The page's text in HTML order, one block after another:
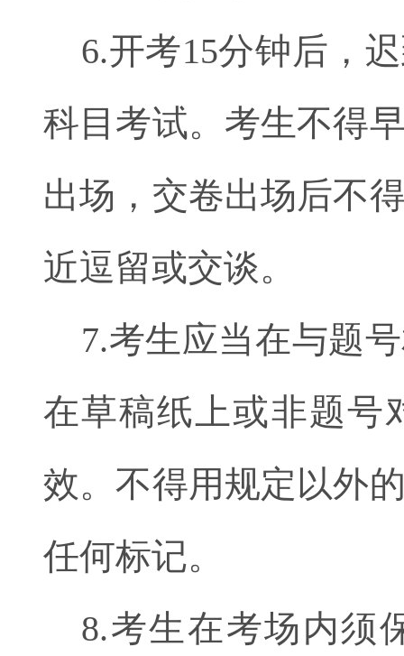
6.开考15分钟后，
科目考试。考生不得
出场，交卷出场后不
近逗留或交谈。
7.考生应当在与题
在草稿纸上或非题号
效。不得用规定以外
任何标记。
8.考生在考场内须